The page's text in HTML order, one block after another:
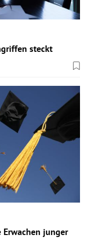
steckt
Erwachen junger